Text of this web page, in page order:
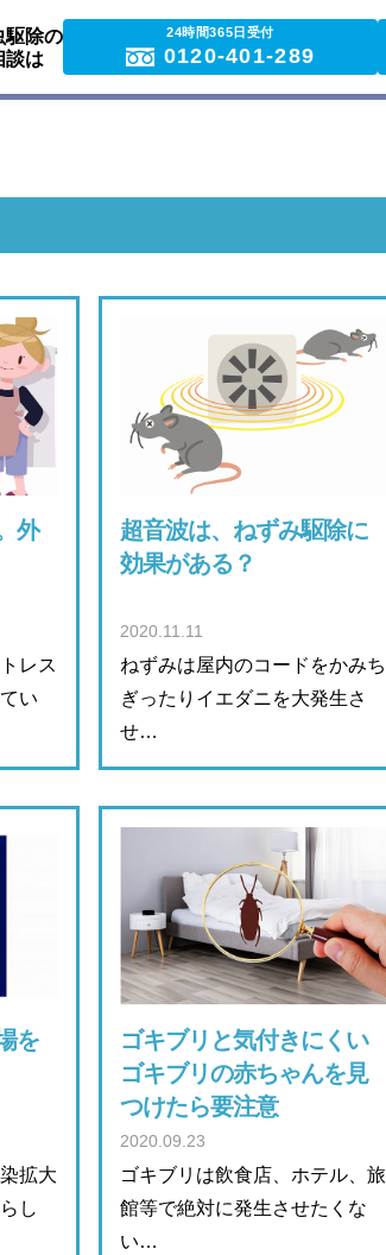
駆除の
談は
24時間365日受付
0120-401-289
外
レス
い
超音波は、ねずみ駆除に
効果がある？
2020.11.11
ねずみは屋内のコードをかみち
ぎったりイエダニを大発生さ
せ…
を
拡大
し
ゴキブリと気付きにくい
ゴキブリの赤ちゃんを見
つけたら要注意
2020.09.23
ゴキブリは飲食店、ホテル、旅
館等で絶対に発生させたくな
い…